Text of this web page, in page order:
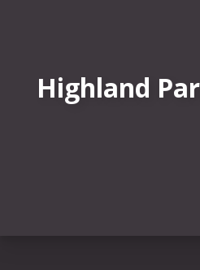
Highland